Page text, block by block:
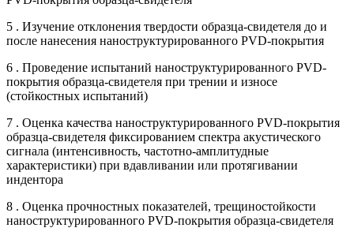
5 . Изучение отклонения твердости образца-свидетеля до и
после нанесения наноструктурированного PVD-покрытия
6 . Проведение испытаний наноструктурированного PVD-
покрытия образца-свидетеля при трении и износе
(стойкостных испытаний)
7 . Оценка качества наноструктурированного PVD-покрытия
образца-свидетеля фиксированием спектра акустического
сигнала (интенсивность, частотно-амплитудные
характеристики) при вдавливании или протягивании
индентора
8 . Оценка прочностных показателей, трещиностойкости
наноструктурированного PVD-покрытия образца-свидетеля